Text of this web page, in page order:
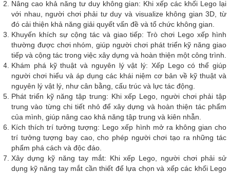
Nâng cao khả năng tư duy không gian: Khi xếp các khối Lego lại
với nhau, người chơi phải tư duy và visualize không gian 3D, từ
đó cải thiện khả năng giải quyết vấn đề và tổ chức không gian.
Khuyến khích sự cộng tác và giao tiếp: Trò chơi Lego xếp hình
thường được chơi nhóm, giúp người chơi phát triển kỹ năng giao
tiếp và cộng tác trong việc xây dựng và hoàn thiện một công trình.
Khám phá kỹ thuật và nguyên lý vật lý: Xếp Lego có thể giúp
người chơi hiểu và áp dụng các khái niệm cơ bản về kỹ thuật và
nguyên lý vật lý, như cân bằng, cấu trúc và lực tác động.
Phát triển kỹ năng tập trung: Khi xếp Lego, người chơi phải tập
trung vào từng chi tiết nhỏ để xây dựng và hoàn thiện tác phẩm
của mình, giúp nâng cao khả năng tập trung và kiên nhẫn.
Kích thích trí tưởng tượng: Lego xếp hình mở ra không gian cho
trí tưởng tượng bay cao, cho phép người chơi tạo ra những tác
phẩm phá cách và độc đáo.
Xây dựng kỹ năng tay mắt: Khi xếp Lego, người chơi phải sử
dụng kỹ năng tay mắt cần thiết để lựa chọn và xếp các khối Lego